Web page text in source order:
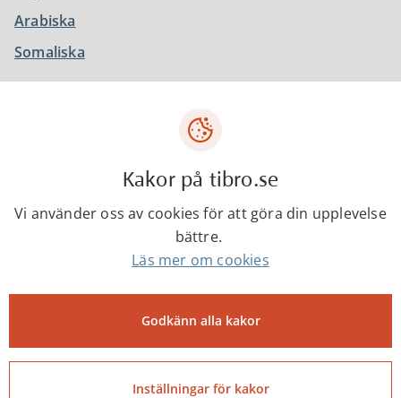
Arabiska
Somaliska
Centrumgatan 17
Telefon: 0504-180 00
Kakor på tibro.se
Vi använder oss av cookies för att göra din upplevelse
bättre.
Läs mer om cookies
Godkänn alla kakor
Inställningar för kakor